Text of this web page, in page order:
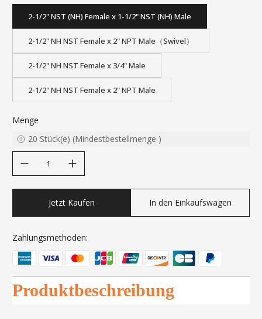
2-1/2" NST (NH) Female x 1-1/2" NST (NH) Male
2-1/2" NH NST Female x 2" NPT Male（Swivel）
2-1/2" NH NST Female x 3/4" Male
2-1/2" NH NST Female x 2" NPT Male
Menge
20 Stück(e) (Mindestbestellmenge )
Jetzt Kaufen In den Einkaufswagen
Zahlungsmethoden:
Produktbeschreibung